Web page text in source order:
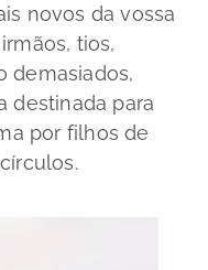
novos da vossa
tios,
demasiados,
destinada para
por filhos de